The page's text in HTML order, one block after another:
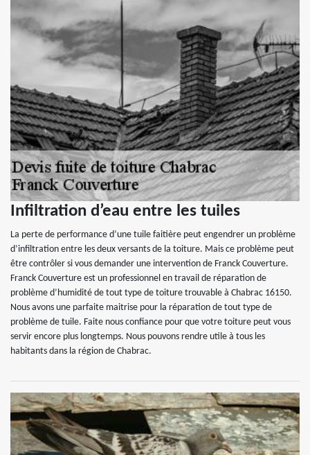
Infiltration d’eau entre les tuiles
La perte de performance d’une tuile faitière peut engendrer un problème
d’infiltration entre les deux versants de la toiture. Mais ce problème peut
être contrôler si vous demander une intervention de Franck Couverture.
Franck Couverture est un professionnel en travail de réparation de
problème d’humidité de tout type de toiture trouvable à Chabrac 16150.
Nous avons une parfaite maitrise pour la réparation de tout type de
problème de tuile. Faite nous confiance pour que votre toiture peut vous
servir encore plus longtemps. Nous pouvons rendre utile à tous les
habitants dans la région de Chabrac.